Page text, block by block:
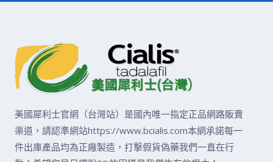
美國犀利士官網（台灣站）是國內唯一指定正品網路販賣
渠道，請認準網站https://www.bcialis.com本網承諾每一
件出庫產品均為正廠製造，打擊假貨偽藥我們一直在行